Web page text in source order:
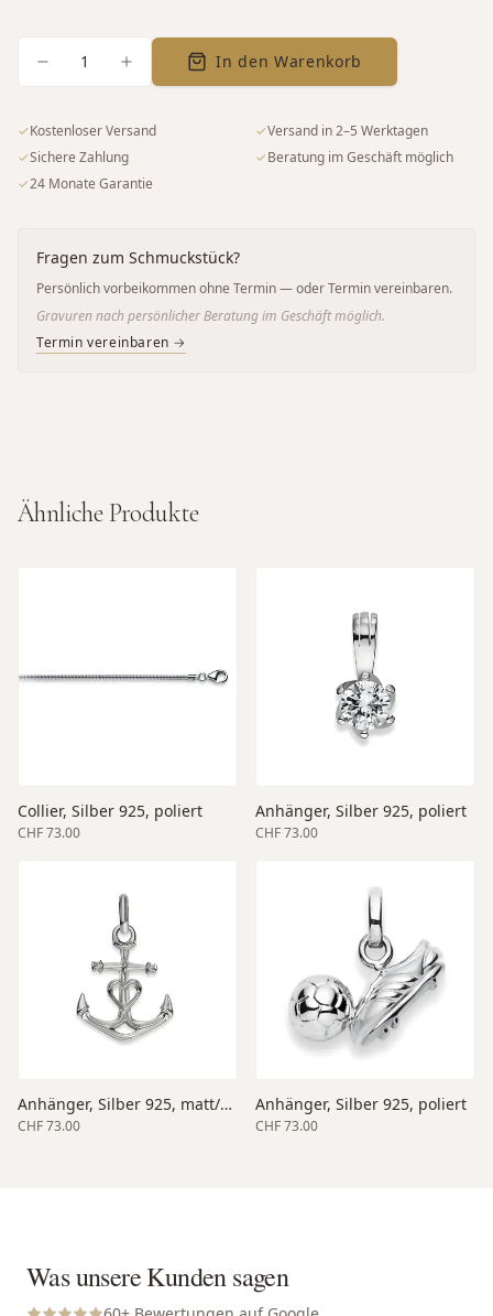
1 In den Warenkorb
✓Kostenloser Versand ✓Versand in 2–5 Werktagen
✓Sichere Zahlung ✓Beratung im Geschäft möglich
✓24 Monate Garantie
Fragen zum Schmuckstück?
Persönlich vorbeikommen ohne Termin — oder Termin vereinbaren.
Gravuren nach persönlicher Beratung im Geschäft möglich.
Termin vereinbaren →
Ähnliche Produkte
Collier, Silber 925, poliert
CHF 73.00
Anhänger, Silber 925, poliert
CHF 73.00
Anhänger, Silber 925, matt/poliert
CHF 73.00
Anhänger, Silber 925, poliert
CHF 73.00
Was unsere Kunden sagen